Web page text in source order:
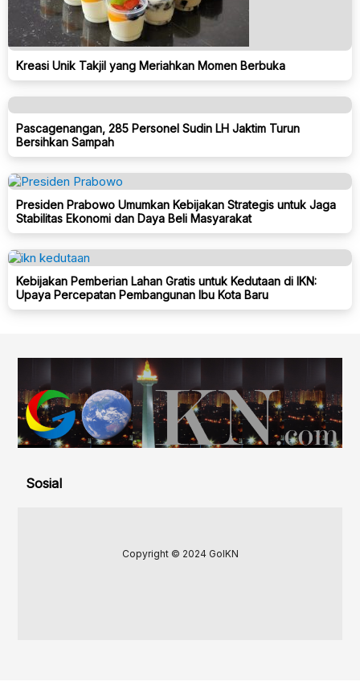
Kreasi Unik Takjil yang Meriahkan Momen Berbuka
Pascagenangan, 285 Personel Sudin LH Jaktim Turun
Bersihkan Sampah
Presiden Prabowo Umumkan Kebijakan Strategis untuk Jaga
Stabilitas Ekonomi dan Daya Beli Masyarakat
Kebijakan Pemberian Lahan Gratis untuk Kedutaan di IKN:
Upaya Percepatan Pembangunan Ibu Kota Baru
Sosial
Copyright © 2024 GoIKN